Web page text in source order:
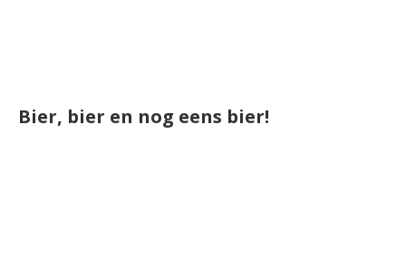
Bier, bier en nog eens bier!